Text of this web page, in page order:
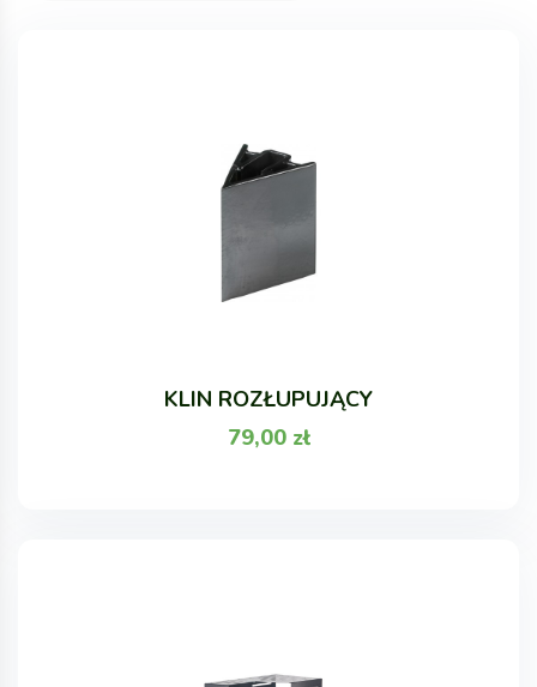
KLIN ROZŁUPUJĄCY
79,00 zł